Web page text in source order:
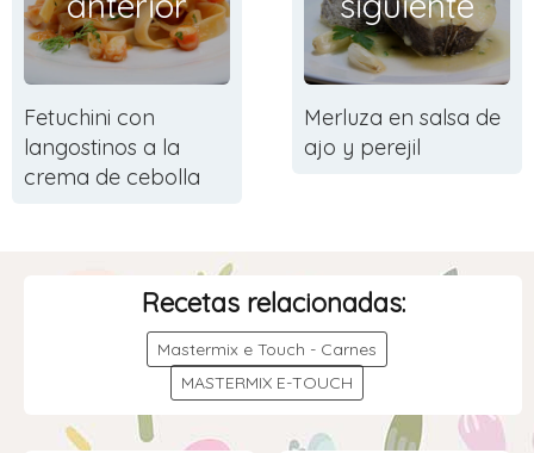
Fetuchini con
langostinos a la
crema de cebolla
Merluza en salsa de
ajo y perejil
Recetas relacionadas:
Mastermix e Touch - Carnes
MASTERMIX E-TOUCH